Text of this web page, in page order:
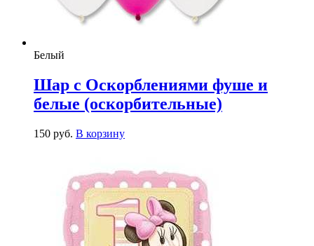
Белый
Шар с Оскорблениями фуше и
белые (оскорбительные)
150 руб. В корзину